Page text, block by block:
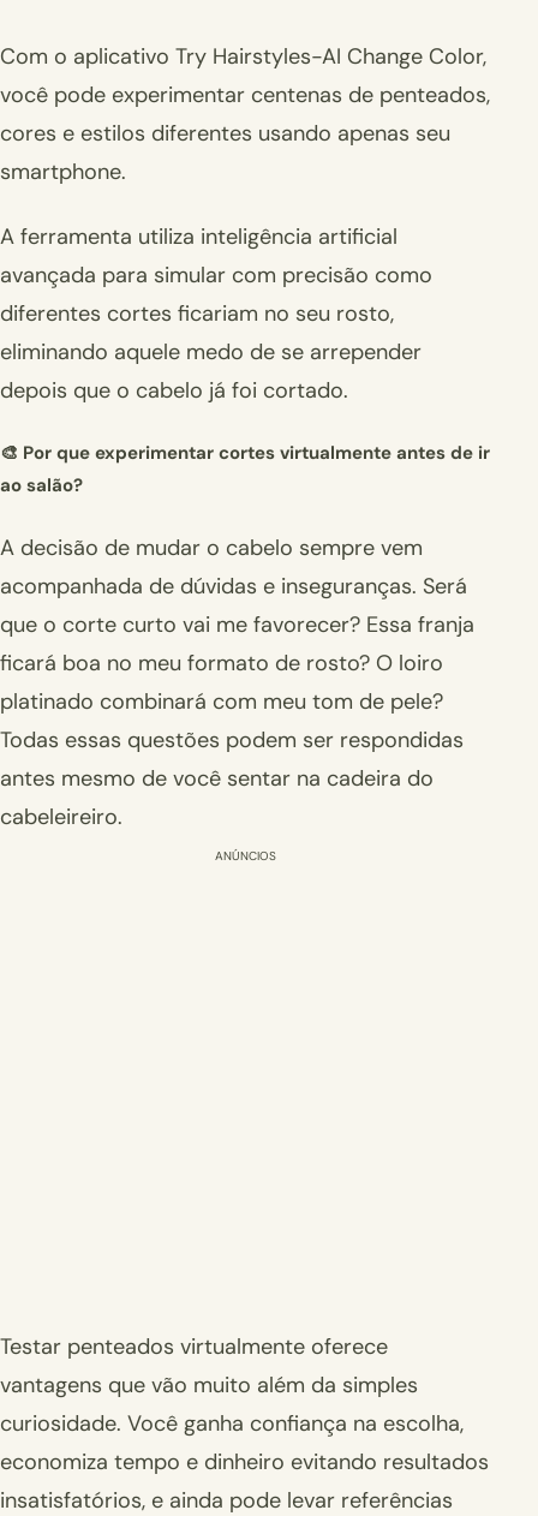
Com o aplicativo Try Hairstyles-AI Change Color,
você pode experimentar centenas de penteados,
cores e estilos diferentes usando apenas seu
smartphone.
A ferramenta utiliza inteligência artificial
avançada para simular com precisão como
diferentes cortes ficariam no seu rosto,
eliminando aquele medo de se arrepender
depois que o cabelo já foi cortado.
🎨 Por que experimentar cortes virtualmente antes de ir
ao salão?
A decisão de mudar o cabelo sempre vem
acompanhada de dúvidas e inseguranças. Será
que o corte curto vai me favorecer? Essa franja
ficará boa no meu formato de rosto? O loiro
platinado combinará com meu tom de pele?
Todas essas questões podem ser respondidas
antes mesmo de você sentar na cadeira do
cabeleireiro.
ANÚNCIOS
Testar penteados virtualmente oferece
vantagens que vão muito além da simples
curiosidade. Você ganha confiança na escolha,
economiza tempo e dinheiro evitando resultados
insatisfatórios, e ainda pode levar referências